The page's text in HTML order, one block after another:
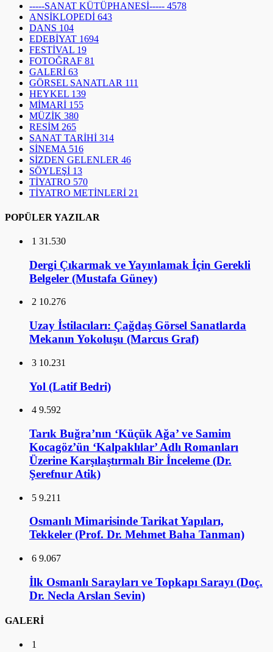
-----SANAT KÜTÜPHANESİ----- 4578
ANSİKLOPEDİ 643
DANS 104
EDEBİYAT 1694
FESTİVAL 19
FOTOĞRAF 81
GALERİ 63
GÖRSEL SANATLAR 111
HEYKEL 139
MİMARİ 155
MÜZİK 380
RESİM 265
SANAT TARİHİ 314
SİNEMA 516
SİZDEN GELENLER 46
SÖYLEŞİ 13
TİYATRO 570
TİYATRO METİNLERİ 21
POPÜLER YAZILAR
1 31.530
Dergi Çıkarmak ve Yayınlamak İçin Gerekli
Belgeler (Mustafa Güney)
2 10.276
Uzay İstilacıları: Çağdaş Görsel Sanatlarda
Mekanın Yokoluşu (Marcus Graf)
3 10.231
Yol (Latif Bedri)
4 9.592
Tarık Buğra’nın ‘Küçük Ağa’ ve Samim
Kocagöz’ün ‘Kalpaklılar’ Adlı Romanları
Üzerine Karşılaştırmalı Bir İnceleme (Dr.
Şerefnur Atik)
5 9.211
Osmanlı Mimarisinde Tarikat Yapıları,
Tekkeler (Prof. Dr. Mehmet Baha Tanman)
6 9.067
İlk Osmanlı Sarayları ve Topkapı Sarayı (Doç.
Dr. Necla Arslan Sevin)
GALERİ
1